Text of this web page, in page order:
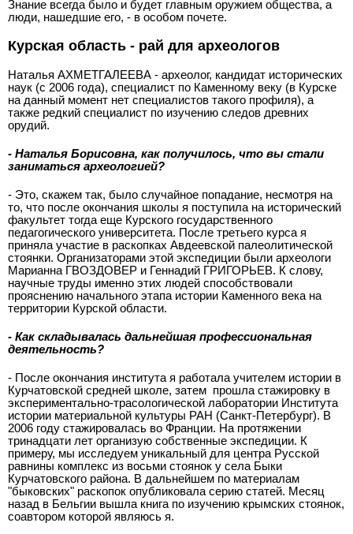
Знание всегда было и будет главным оружием общества, а
люди, нашедшие его, - в особом почете.
Курская область - рай для археологов
Наталья АХМЕТГАЛЕЕВА - археолог, кандидат исторических
наук (с 2006 года), специалист по Каменному веку (в Курске
на данный момент нет специалистов такого профиля), а
также редкий специалист по изучению следов древних
орудий.
- Наталья Борисовна, как получилось, что вы стали
заниматься археологией?
- Это, скажем так, было случайное попадание, несмотря на
то, что после окончания школы я поступила на исторический
факультет тогда еще Курского государственного
педагогического университета. После третьего курса я
приняла участие в раскопках Авдеевской палеолитической
стоянки. Организаторами этой экспедиции были археологи
Марианна ГВОЗДОВЕР и Геннадий ГРИГОРЬЕВ. К слову,
научные труды именно этих людей способствовали
прояснению начального этапа истории Каменного века на
территории Курской области.
- Как складывалась дальнейшая профессиональная
деятельность?
- После окончания института я работала учителем истории в
Курчатовской средней школе, затем прошла стажировку в
экспериментально-трасологической лаборатории Института
истории материальной культуры РАН (Санкт-Петербург). В
2006 году стажировалась во Франции. На протяжении
тринадцати лет организую собственные экспедиции. К
примеру, мы исследуем уникальный для центра Русской
равнины комплекс из восьми стоянок у села Быки
Курчатовского района. В дальнейшем по материалам
"быковских" раскопок опубликовала серию статей. Месяц
назад в Бельгии вышла книга по изучению крымских стоянок,
соавтором которой являюсь я.